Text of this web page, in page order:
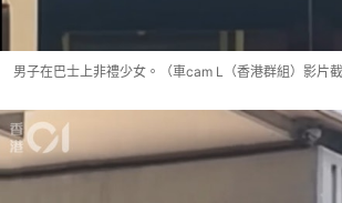
男子在巴士上非禮少女。（車cam L（香港群組）影片截